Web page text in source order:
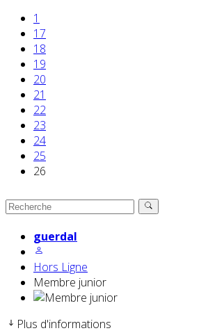
1
17
18
19
20
21
22
23
24
25
26
guerdal
Hors Ligne
Membre junior
Plus d'informations